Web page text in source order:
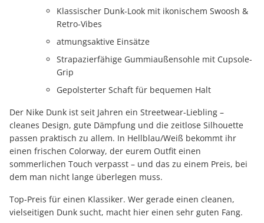
Klassischer Dunk-Look mit ikonischem Swoosh &
Retro-Vibes
atmungsaktive Einsätze
Strapazierfähige Gummiaußensohle mit Cupsole-
Grip
Gepolsterter Schaft für bequemen Halt
Der Nike Dunk ist seit Jahren ein Streetwear-Liebling –
cleanes Design, gute Dämpfung und die zeitlose Silhouette
passen praktisch zu allem. In Hellblau/Weiß bekommt ihr
einen frischen Colorway, der eurem Outfit einen
sommerlichen Touch verpasst – und das zu einem Preis, bei
dem man nicht lange überlegen muss.
Top-Preis für einen Klassiker. Wer gerade einen cleanen,
vielseitigen Dunk sucht, macht hier einen sehr guten Fang.